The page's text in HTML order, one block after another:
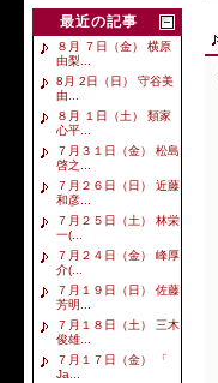
最近の記事
８月 ７日（金） 横原
由梨...
8月 2日（日） 守谷美
由...
８月 １日（土） 類家
心平...
７月３１日（金） 松島
啓之...
７月２６日（日） 近藤
和彦...
７月２５日（土） 林栄
一(...
７月２４日（金） 峰厚
介(...
７月１９日（日） 佐藤
芳明...
７月１８日（土） 三木
俊雄...
７月１７日（金） 「
Ja...